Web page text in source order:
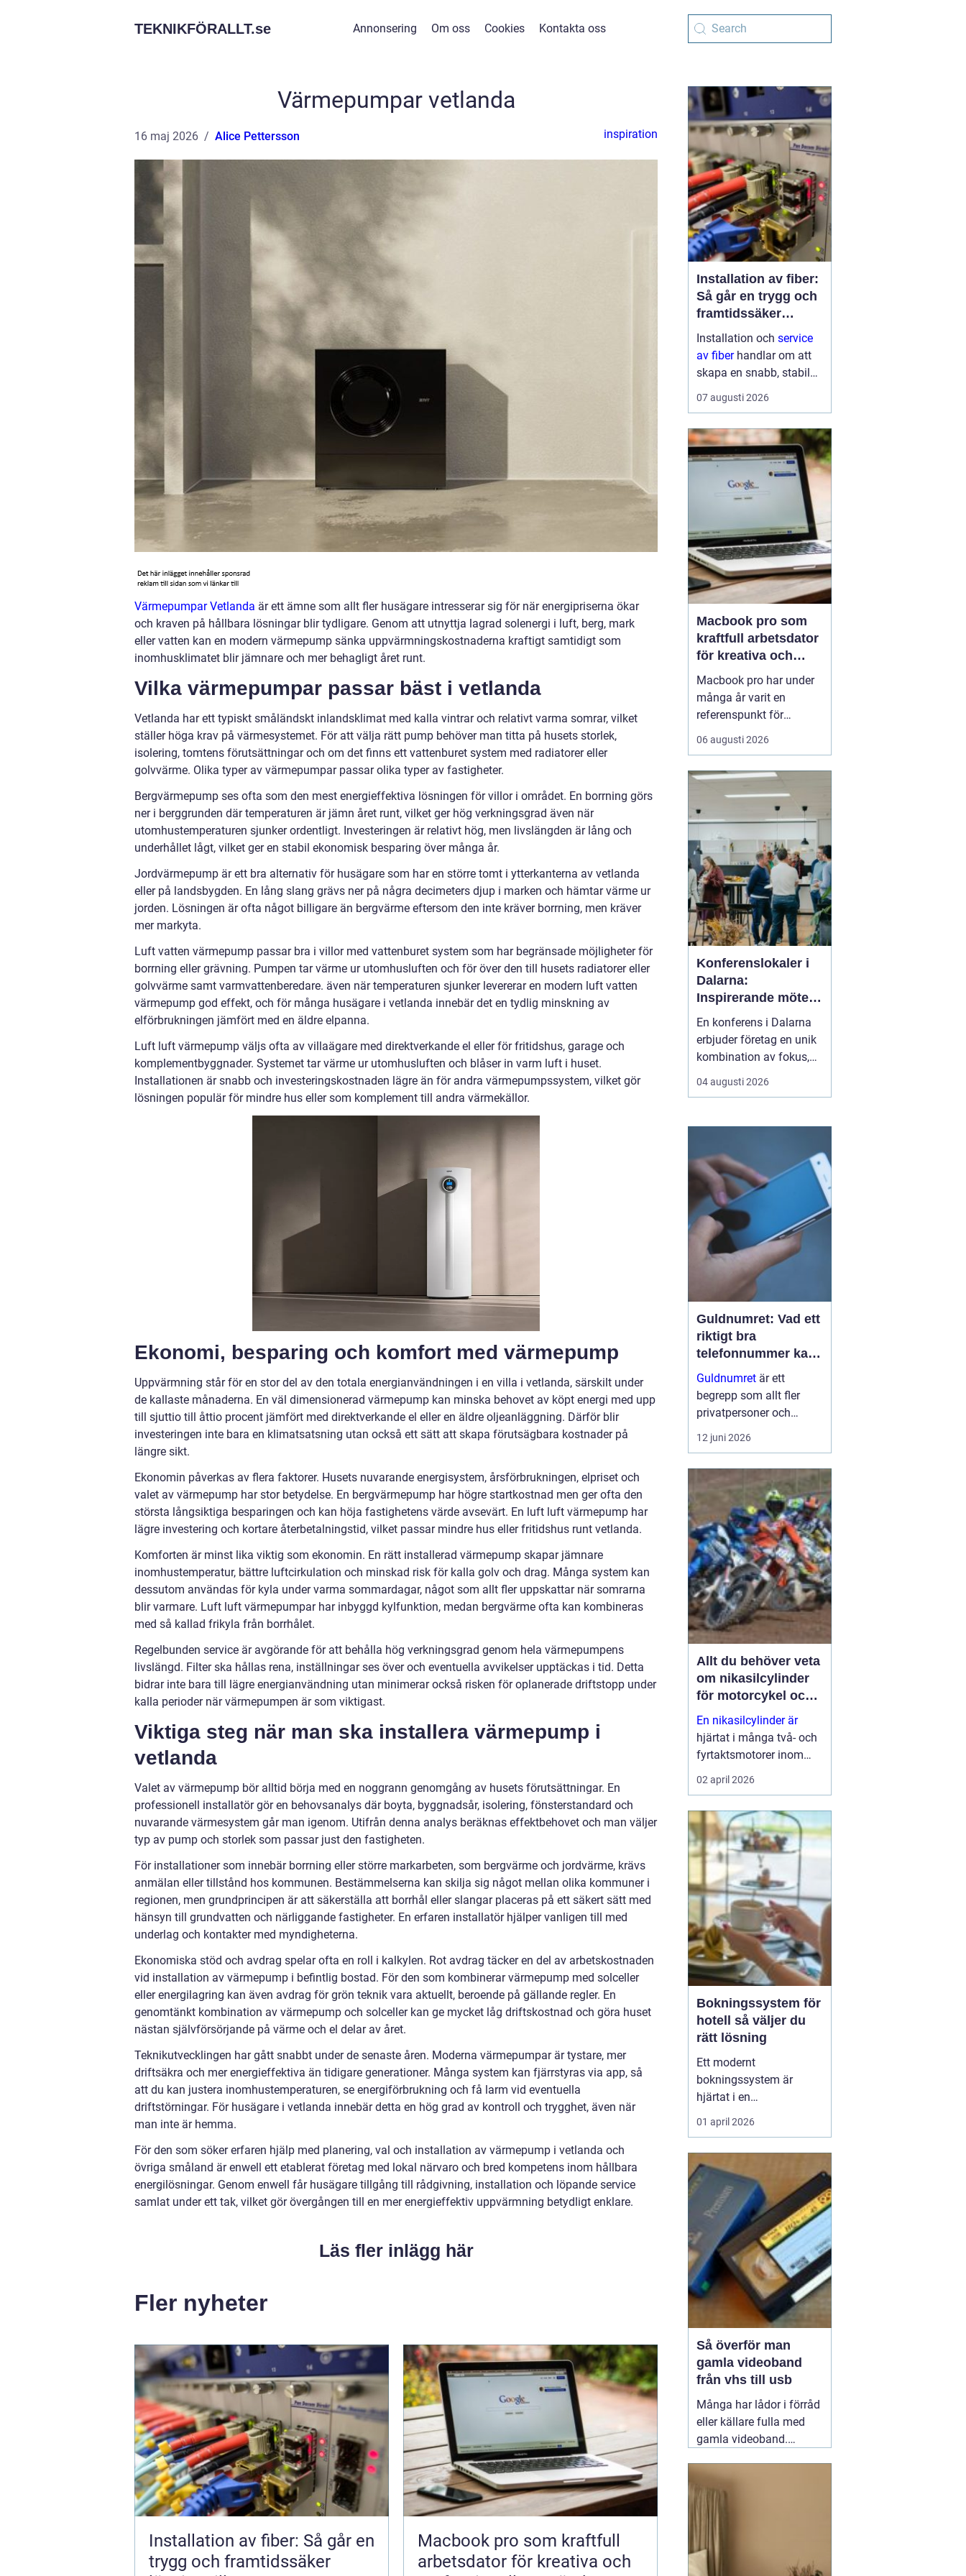
TEKNIKFÖRALLT.se Annonsering Om oss Cookies Kontakta oss
Värmepumpar vetlanda
16 maj 2026 Alice Pettersson inspiration
Värmepumpar Vetlanda är ett ämne som allt fler husägare intresserar sig för när energipriserna ökar
och kraven på hållbara lösningar blir tydligare. Genom att utnyttja lagrad solenergi i luft, berg, mark
eller vatten kan en modern värmepump sänka uppvärmningskostnaderna kraftigt samtidigt som
inomhusklimatet blir jämnare och mer behagligt året runt.
Vilka värmepumpar passar bäst i vetlanda
Vetlanda har ett typiskt småländskt inlandsklimat med kalla vintrar och relativt varma somrar, vilket
ställer höga krav på värmesystemet. För att välja rätt pump behöver man titta på husets storlek,
isolering, tomtens förutsättningar och om det finns ett vattenburet system med radiatorer eller
golvvärme. Olika typer av värmepumpar passar olika typer av fastigheter.
Bergvärmepump ses ofta som den mest energieffektiva lösningen för villor i området. En borrning görs
ner i berggrunden där temperaturen är jämn året runt, vilket ger hög verkningsgrad även när
utomhustemperaturen sjunker ordentligt. Investeringen är relativt hög, men livslängden är lång och
underhållet lågt, vilket ger en stabil ekonomisk besparing över många år.
Jordvärmepump är ett bra alternativ för husägare som har en större tomt i ytterkanterna av vetlanda
eller på landsbygden. En lång slang grävs ner på några decimeters djup i marken och hämtar värme ur
jorden. Lösningen är ofta något billigare än bergvärme eftersom den inte kräver borrning, men kräver
mer markyta.
Luft vatten värmepump passar bra i villor med vattenburet system som har begränsade möjligheter för
borrning eller grävning. Pumpen tar värme ur utomhusluften och för över den till husets radiatorer eller
golvvärme samt varmvattenberedare. även när temperaturen sjunker levererar en modern luft vatten
värmepump god effekt, och för många husägare i vetlanda innebär det en tydlig minskning av
elförbrukningen jämfört med en äldre elpanna.
Luft luft värmepump väljs ofta av villaägare med direktverkande el eller för fritidshus, garage och
komplementbyggnader. Systemet tar värme ur utomhusluften och blåser in varm luft i huset.
Installationen är snabb och investeringskostnaden lägre än för andra värmepumpssystem, vilket gör
lösningen populär för mindre hus eller som komplement till andra värmekällor.
Ekonomi, besparing och komfort med värmepump
Uppvärmning står för en stor del av den totala energianvändningen i en villa i vetlanda, särskilt under
de kallaste månaderna. En väl dimensionerad värmepump kan minska behovet av köpt energi med upp
till sjuttio till åttio procent jämfört med direktverkande el eller en äldre oljeanläggning. Därför blir
investeringen inte bara en klimatsatsning utan också ett sätt att skapa förutsägbara kostnader på
längre sikt.
Ekonomin påverkas av flera faktorer. Husets nuvarande energisystem, årsförbrukningen, elpriset och
valet av värmepump har stor betydelse. En bergvärmepump har högre startkostnad men ger ofta den
största långsiktiga besparingen och kan höja fastighetens värde avsevärt. En luft luft värmepump har
lägre investering och kortare återbetalningstid, vilket passar mindre hus eller fritidshus runt vetlanda.
Komforten är minst lika viktig som ekonomin. En rätt installerad värmepump skapar jämnare
inomhustemperatur, bättre luftcirkulation och minskad risk för kalla golv och drag. Många system kan
dessutom användas för kyla under varma sommardagar, något som allt fler uppskattar när somrarna
blir varmare. Luft luft värmepumpar har inbyggd kylfunktion, medan bergvärme ofta kan kombineras
med så kallad frikyla från borrhålet.
Regelbunden service är avgörande för att behålla hög verkningsgrad genom hela värmepumpens
livslängd. Filter ska hållas rena, inställningar ses över och eventuella avvikelser upptäckas i tid. Detta
bidrar inte bara till lägre energianvändning utan minimerar också risken för oplanerade driftstopp under
kalla perioder när värmepumpen är som viktigast.
Viktiga steg när man ska installera värmepump i
vetlanda
Valet av värmepump bör alltid börja med en noggrann genomgång av husets förutsättningar. En
professionell installatör gör en behovsanalys där boyta, byggnadsår, isolering, fönsterstandard och
nuvarande värmesystem går man igenom. Utifrån denna analys beräknas effektbehovet och man väljer
typ av pump och storlek som passar just den fastigheten.
För installationer som innebär borrning eller större markarbeten, som bergvärme och jordvärme, krävs
anmälan eller tillstånd hos kommunen. Bestämmelserna kan skilja sig något mellan olika kommuner i
regionen, men grundprincipen är att säkerställa att borrhål eller slangar placeras på ett säkert sätt med
hänsyn till grundvatten och närliggande fastigheter. En erfaren installatör hjälper vanligen till med
underlag och kontakter med myndigheterna.
Ekonomiska stöd och avdrag spelar ofta en roll i kalkylen. Rot avdrag täcker en del av arbetskostnaden
vid installation av värmepump i befintlig bostad. För den som kombinerar värmepump med solceller
eller energilagring kan även avdrag för grön teknik vara aktuellt, beroende på gällande regler. En
genomtänkt kombination av värmepump och solceller kan ge mycket låg driftskostnad och göra huset
nästan självförsörjande på värme och el delar av året.
Teknikutvecklingen har gått snabbt under de senaste åren. Moderna värmepumpar är tystare, mer
driftsäkra och mer energieffektiva än tidigare generationer. Många system kan fjärrstyras via app, så
att du kan justera inomhustemperaturen, se energiförbrukning och få larm vid eventuella
driftstörningar. För husägare i vetlanda innebär detta en hög grad av kontroll och trygghet, även när
man inte är hemma.
För den som söker erfaren hjälp med planering, val och installation av värmepump i vetlanda och
övriga småland är enwell ett etablerat företag med lokal närvaro och bred kompetens inom hållbara
energilösningar. Genom enwell får husägare tillgång till rådgivning, installation och löpande service
samlat under ett tak, vilket gör övergången till en mer energieffektiv uppvärmning betydligt enklare.
Läs fler inlägg här
Fler nyheter
Installation av fiber: Så går en
trygg och framtidssäker
Macbook pro som kraftfull
arbetsdator för kreativa och
Installation av fiber:
Så går en trygg och
framtidssäker
lösning till
Installation och service
av fiberhandlar om att
skapa en snabb, stabil
och driftsäker
internetanslutning som
användning...
07 augusti 2026
Macbook pro som
kraftfull arbetsdator
för kreativa och
professionella
användare
Macbook pro har under
många år varit en
referenspunkt för
bärbara datorer inom
kreativt och
Modellen kombinerar
hög prestanda,
genomtänkt design och
lång livslängd på ett sätt
som gör den intressant
för både företag och
privatp...
06 augusti 2026
Konferenslokaler i
Dalarna:
Inspirerande möten
i hjärtat av Sverige
En konferens i Dalarna
erbjuder företag en unik
kombination av fokus,
återhämtning och
gemensamma
både arbetsrelationer
lockar med storslagen
natur, tydliga årstider o...
04 augusti 2026
Guldnumret: Vad ett
riktigt bra
telefonnummer kan
göra för dig
Guldnumret är ett
begrepp som allt fler
privatpersoner och
företag får upp ögonen
för när de vill sticka ut,
förenkla sin
vardagstelefoni. Genom
tjänste...
12 juni 2026
Allt du behöver veta
om nikasilcylinder
för motorcykel och
snöskoter
En nikasilcylinder är
hjärtat i många två- och
fyrtaktsmotorer inom
motocross, enduro och
snöskoter. Rätt utförd
låg friktion, bra
värmeavledning och
lång livslängd. Fel utförd
beläggnin...
02 april 2026
Bokningssystem för
hotell så väljer du
rätt lösning
Ett modernt
bokningssystem är
hjärtat i en
hotellverksamhet. När
bokningar, incheckning,
kommunikation sitter
ihop i ett flöde frigörs tid
till gästerna och
intäkterna blir lättare att
styra. Samtidigt är
marknaden full av
alternativ,...
01 april 2026
Så överför man
gamla videoband
från vhs till usb
Många har lådor i förråd
eller källare fulla med
gamla videoband.
släktkalas,
skolavslutningar och
resor som ingen längre
kan se, eftersom
videobandspelaren
försvann för länge